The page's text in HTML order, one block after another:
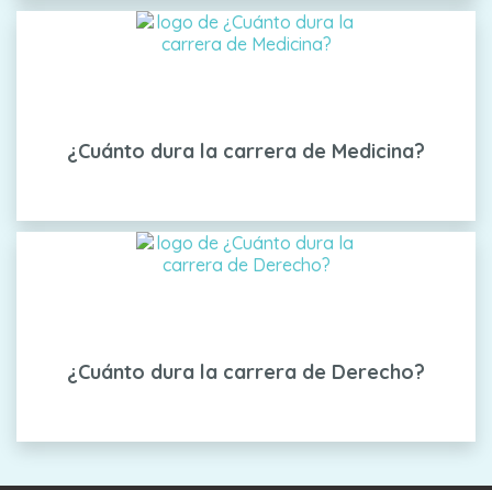
¿Cuánto dura la carrera de Medicina?
¿Cuánto dura la carrera de Derecho?